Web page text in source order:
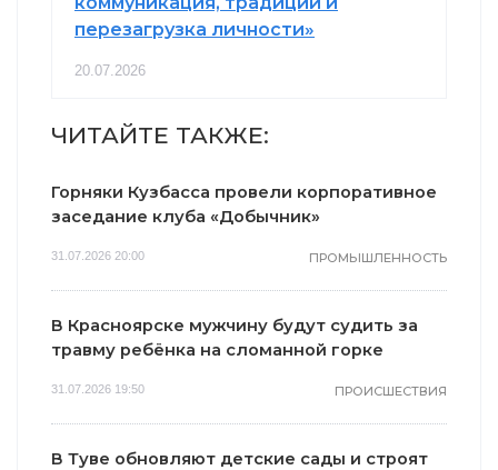
перезагрузка личности»
20.07.2026
ЧИТАЙТЕ ТАКЖЕ:
Горняки Кузбасса провели корпоративное
заседание клуба «Добычник»
31.07.2026 20:00 ПРОМЫШЛЕННОСТЬ
В Красноярске мужчину будут судить за
травму ребёнка на сломанной горке
31.07.2026 19:50 ПРОИСШЕСТВИЯ
В Туве обновляют детские сады и строят